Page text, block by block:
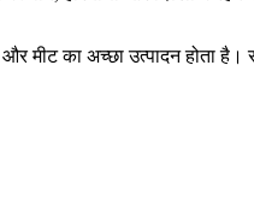
का अच्छा उत्पादन होता है।